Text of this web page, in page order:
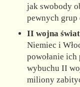
jak swobody
pewnych grup
II wojna
Niemiec i
powołanie
wybuchu II
miliony